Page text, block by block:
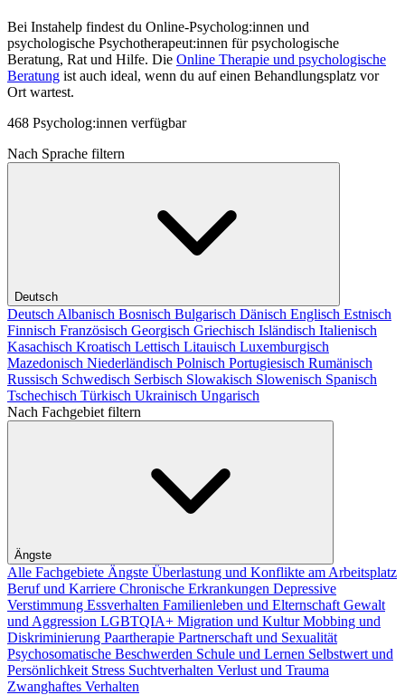
Bei Instahelp findest du Online-Psycholog:innen und
psychologische Psychotherapeut:innen für psychologische
Beratung, Rat und Hilfe. Die Online Therapie und psychologische
Beratung ist auch ideal, wenn du auf einen Behandlungsplatz vor
Ort wartest.
468 Psycholog:innen verfügbar
Nach Sprache filtern
Deutsch
Deutsch Albanisch Bosnisch Bulgarisch Dänisch Englisch Estnisch
Finnisch Französisch Georgisch Griechisch Isländisch Italienisch
Kasachisch Kroatisch Lettisch Litauisch Luxemburgisch
Mazedonisch Niederländisch Polnisch Portugiesisch Rumänisch
Russisch Schwedisch Serbisch Slowakisch Slowenisch Spanisch
Tschechisch Türkisch Ukrainisch Ungarisch
Nach Fachgebiet filtern
Ängste
Alle Fachgebiete Ängste Überlastung und Konflikte am Arbeitsplatz
Beruf und Karriere Chronische Erkrankungen Depressive
Verstimmung Essverhalten Familienleben und Elternschaft Gewalt
und Aggression LGBTQIA+ Migration und KulturMobbing und
Diskriminierung Paartherapie Partnerschaft und Sexualität
Psychosomatische Beschwerden Schule und Lernen Selbstwert und
Persönlichkeit Stress Suchtverhalten Verlust und Trauma
Zwanghaftes Verhalten